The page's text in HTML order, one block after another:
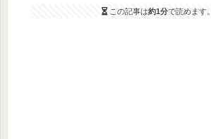
この記事は約1分で読めます。